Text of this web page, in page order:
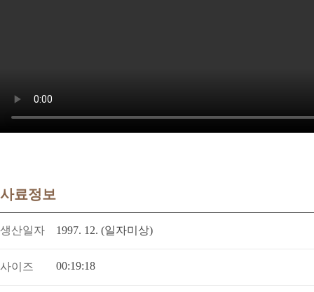
사료정보
생산일자 1997. 12. (일자미상)
사이즈 00:19:18